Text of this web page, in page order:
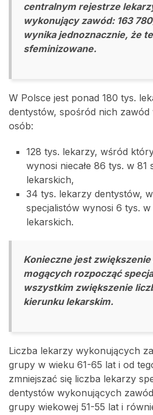
centralnym rejestrze
wykonujący zawód: 163
wynika jednoznacznie, że
sfeminizowane.
W Polsce jest ponad 180 tys.
dentystów, spośród nich
osób:
128 tys. lekarzy, wśród
wynosi niecałe 86 tys. w 81
lekarskich,
34 tys. lekarzy dentystów,
specjalistów wynosi 6 tys. w
lekarskich.
Konieczne jest
mogących rozpocząć
wszystkim zwiększenie
kierunku lekarskim.
Liczba lekarzy wykonujących
grupy w wieku 61-65 lat i od
zmniejszać się liczba lekarzy
dentystów wykonujących
grupy wiekowej 51-55 lat i